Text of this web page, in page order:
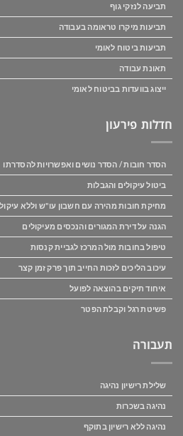
תביעה לנזקי גוף
תביעות מיקרו טראומה בעבודה
תביעות ביטוח לאומי
תאונת עבודה
ייצוג בוועדות בביטוח לאומי
חדלות פירעון
הסדר חובות / הסדר נושים ואפשרויות להסדרתו
ביטול עיקולים והגבלות
מחיקת חובות מהירה עם חשבון עו"ש וללא
הגנה על דירת המגורים והנכסים מעיקולים
טיפול בחובות מול המרכז לגביית קנסות
עיכוב הליכים לזכות החייב תוך פרק זמן קצר
איחוד תיקים בהוצאה לפועל
פשיטת רגל וקבלת הפטר
תעבורה
שלילת רישיון נהיגה
נהיגה בשכרות
נהיגה ללא רישיון בתוקף